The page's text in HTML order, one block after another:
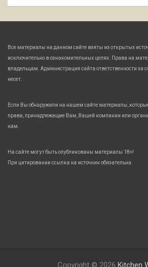
Все материалы на данном сайте взяты из открытых
исключительно в ознакомительных целях. Права на
владельцам. Администрация сайта ответственности за
несет.
Если Вы обнаружили на нашем сайте материалы,
права, принадлежащие Вам, Вашей компании или
нам.
На сайте могут быть опубликованы материалы 18+!
При цитировании ссылка на источник обязательна.
Copyright © 2026 Kitchen